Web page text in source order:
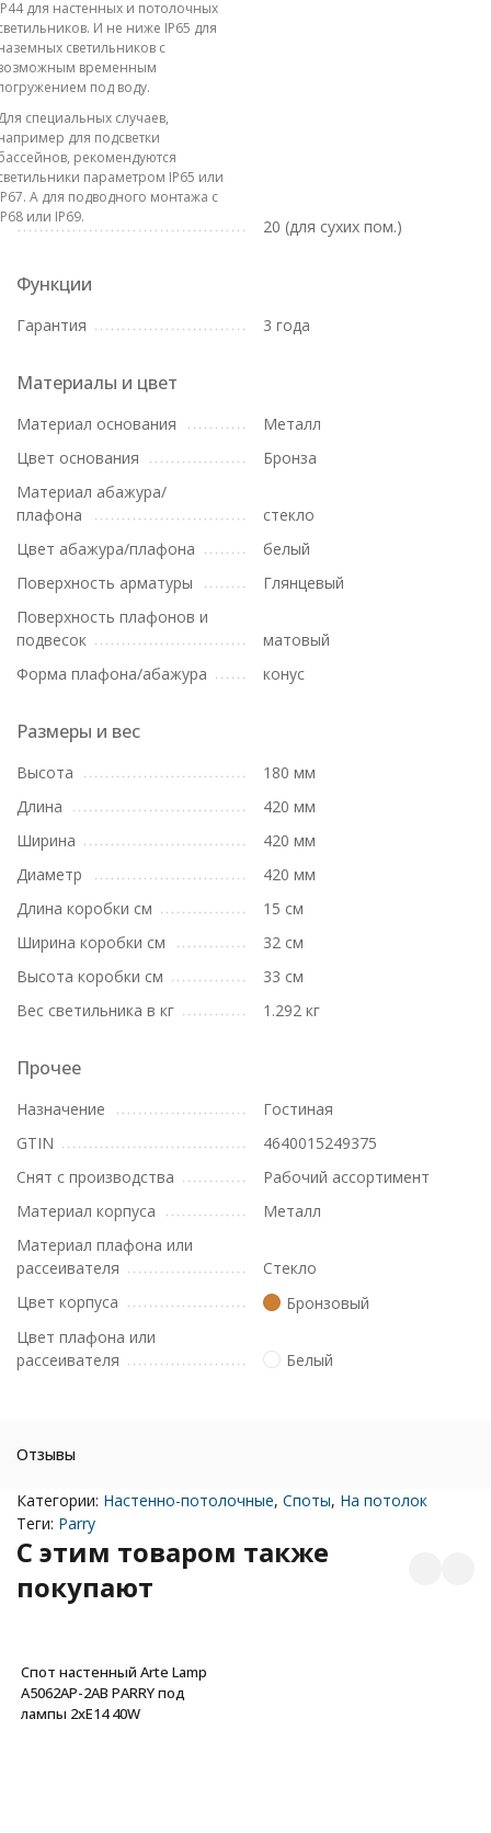
для настенных и потолочных
И не ниже IP65 для
светильников с
временным
под воду.
специальных случаев,
для подсветки
рекомендуются
параметром IP65 или
А для подводного монтажа с
или IP69.
20 (для сухих пом.)
Функции
Гарантия 3 года
Материалы и цвет
Материал основания
Металл
Цвет основания
Бронза
Материал абажура/
плафона
стекло
Цвет абажура/плафона
белый
Поверхность арматуры
Глянцевый
Поверхность плафонов и
подвесок
матовый
Форма плафона/абажура
конус
Размеры и вес
Высота
180 мм
Длина
420 мм
Ширина
420 мм
Диаметр
420 мм
Длина коробки см
15 см
Ширина коробки см
32 см
Высота коробки см
33 см
Вес светильника в кг
1.292 кг
Прочее
Назначение
Гостиная
GTIN
4640015249375
Снят с производства
Рабочий ассортимент
Материал корпуса
Металл
Материал плафона или
рассеивателя
Стекло
Цвет корпуса
Бронзовый
Цвет плафона или
рассеивателя
Белый
Отзывы
Категории: Настенно-потолочные, Споты, На потолок
Теги: Parry
C этим товаром также
покупают
Спот настенный Arte Lamp
A5062AP-2AB PARRY под
лампы 2xE14 40W